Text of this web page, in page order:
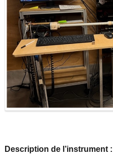
Description de l’instrument :